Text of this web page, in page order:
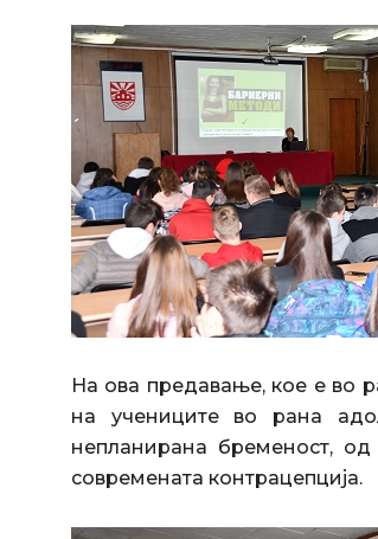
На ова предавање, кое e во
на учениците во рана
непланирана бременост,
современата контрацепција.